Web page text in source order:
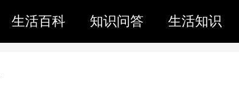
生活百科 知识问答 生活知识